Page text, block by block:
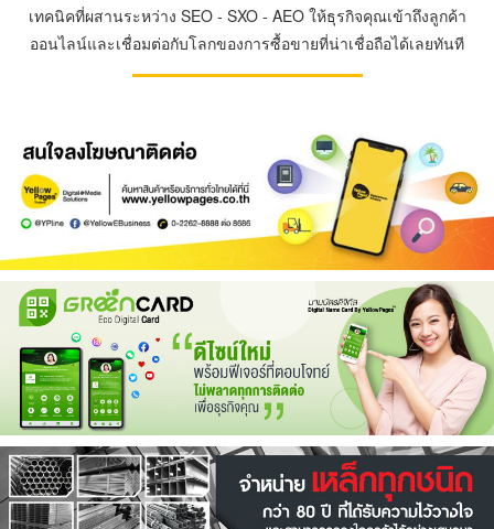
เทคนิคที่ผสานระหว่าง SEO - SXO - AEO ให้ธุรกิจคุณเข้าถึงลูกค้า
ออนไลน์และเชื่อมต่อกับโลกของการซื้อขายที่น่าเชื่อถือได้เลยทันที